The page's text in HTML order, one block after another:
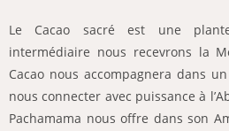
Le Cacao sacré est une
intermédiaire nous recevrons la
Cacao nous accompagnera dans
nous connecter avec puissance à
Pachamama nous offre dans son